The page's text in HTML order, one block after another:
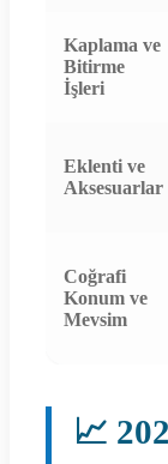
Kaplama ve
Bitirme
İşleri
Eklenti ve
Aksesuarlar
Coğrafi
Konum ve
Mevsim
📈